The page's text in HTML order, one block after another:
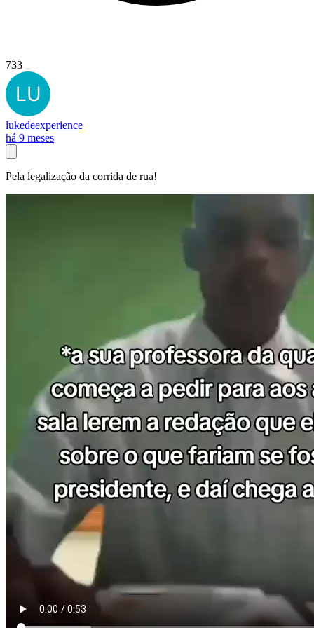
733
lukedeexperience
há 9 meses
Pela legalização da corrida de rua!